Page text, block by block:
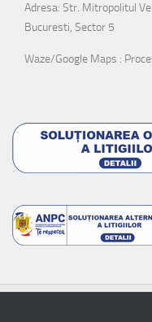
Adresa: Str. Mitropolitul
Bucuresti, Sector 5
Waze/Google Maps :